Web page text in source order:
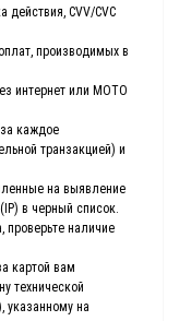
CVV/CVC
производимых в
интернет или MOTO
каждое
транзакцией) и
на выявление
в черный список.
проверьте наличие
картой вам
технической
указанному на